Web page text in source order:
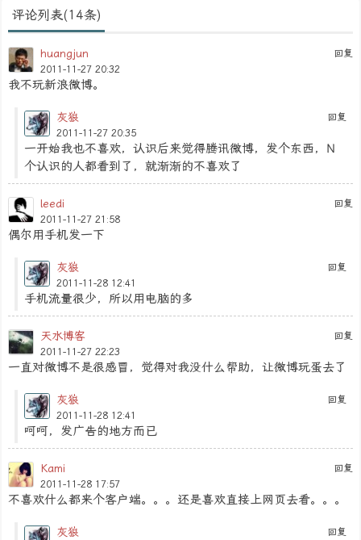
评论列表(14条)
回复
huangjun
2011-11-27 20:32
我不玩新浪微博。
回复
灰狼
2011-11-27 20:35
一开始我也不喜欢，认识后来觉得腾讯微博，发个东西，N
个认识的人都看到了，就渐渐的不喜欢了
回复
leedi
2011-11-27 21:58
偶尔用手机发一下
回复
灰狼
2011-11-28 12:41
手机流量很少，所以用电脑的多
回复
天水博客
2011-11-27 22:23
一直对微博不是很感冒，觉得对我没什么帮助，让微博玩蛋去了
回复
灰狼
2011-11-28 12:41
呵呵，发广告的地方而已
回复
Kami
2011-11-28 17:57
不喜欢什么都来个客户端。。。还是喜欢直接上网页去看。。。
回复
灰狼